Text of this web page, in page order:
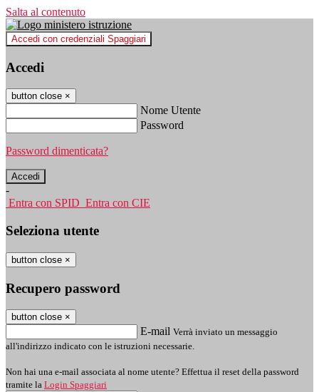
Salta al contenuto
Accedi con credenziali Spaggiari
Accedi
button close ×
Nome Utente
Password
Password dimenticata?
-
Entra con SPID Entra con CIE
Seleziona utente
button close ×
Recupero password
button close ×
E-mail Verrà inviato un messaggio
all'indirizzo indicato con le istruzioni necessarie.
Non hai una e-mail associata al nome utente? Effettua il reset della password
tramite la Login Spaggiari